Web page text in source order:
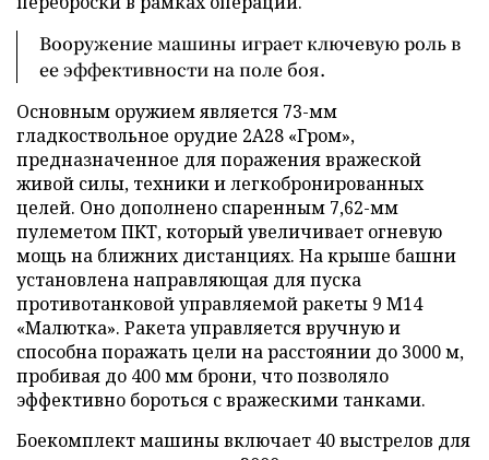
Вооружение машины играет ключевую роль в
ее эффективности на поле боя.
Основным оружием является 73-мм
гладкоствольное орудие 2А28 «Гром»,
предназначенное для поражения вражеской
живой силы, техники и легкобронированных
целей. Оно дополнено спаренным 7,62-мм
пулеметом ПКТ, который увеличивает огневую
мощь на ближних дистанциях. На крыше башни
установлена направляющая для пуска
противотанковой управляемой ракеты 9 М14
«Малютка». Ракета управляется вручную и
способна поражать цели на расстоянии до 3000 м,
пробивая до 400 мм брони, что позволяло
эффективно бороться с вражескими танками.
Боекомплект машины включает 40 выстрелов для